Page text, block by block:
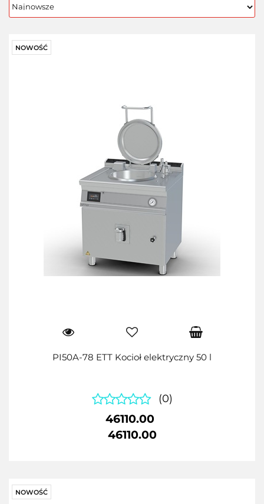
NOWOŚĆ
PI50A-78 ETT Kocioł elektryczny 50 l
(0)
46110.00
46110.00
NOWOŚĆ